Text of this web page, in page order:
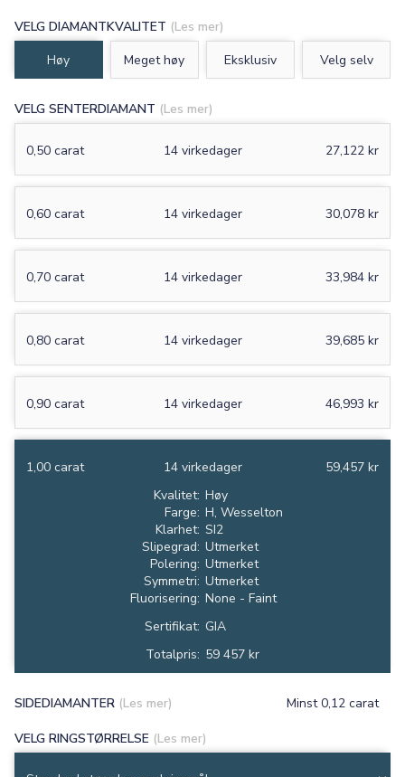
VELG DIAMANTKVALITET (Les mer)
Høy
Meget høy Eksklusiv Velg selv
VELG SENTERDIAMANT (Les mer)
0,50 carat 27,122 kr
14 virkedager
0,60 carat 30,078 kr
14 virkedager
0,70 carat 33,984 kr
14 virkedager
0,80 carat 39,685 kr
14 virkedager
0,90 carat 46,993 kr
14 virkedager
1,00 carat 59,457 kr
14 virkedager
Kvalitet: Høy
Farge: H, Wesselton
Klarhet: SI2
Slipegrad: Utmerket
Polering: Utmerket
Symmetri: Utmerket
Fluorisering: None - Faint
Sertifikat: GIA
Totalpris: 59 457 kr
SIDEDIAMANTER (Les mer) Minst 0,12 carat
VELG RINGSTØRRELSE (Les mer)